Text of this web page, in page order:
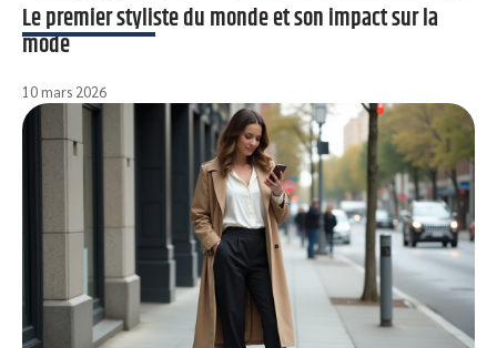
Le premier styliste du monde et son impact sur la
mode
10 mars 2026